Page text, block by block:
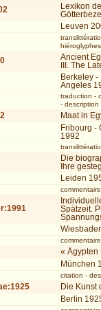
Lexikon
Leuven
hiéroglyphes
Ancient
III. The
Berkeley -
Angeles
traduction -
- description
Maat in
Fribourg -
1992
Die
Ihre
Leiden
commentaire
Spätzeit.
commentaire
« Ägypten
München
citation -
Die Kunst
Berlin